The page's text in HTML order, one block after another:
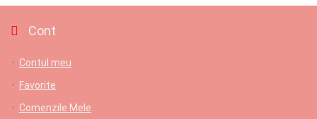
Cont
Contul meu
Favorite
Comenzile Mele